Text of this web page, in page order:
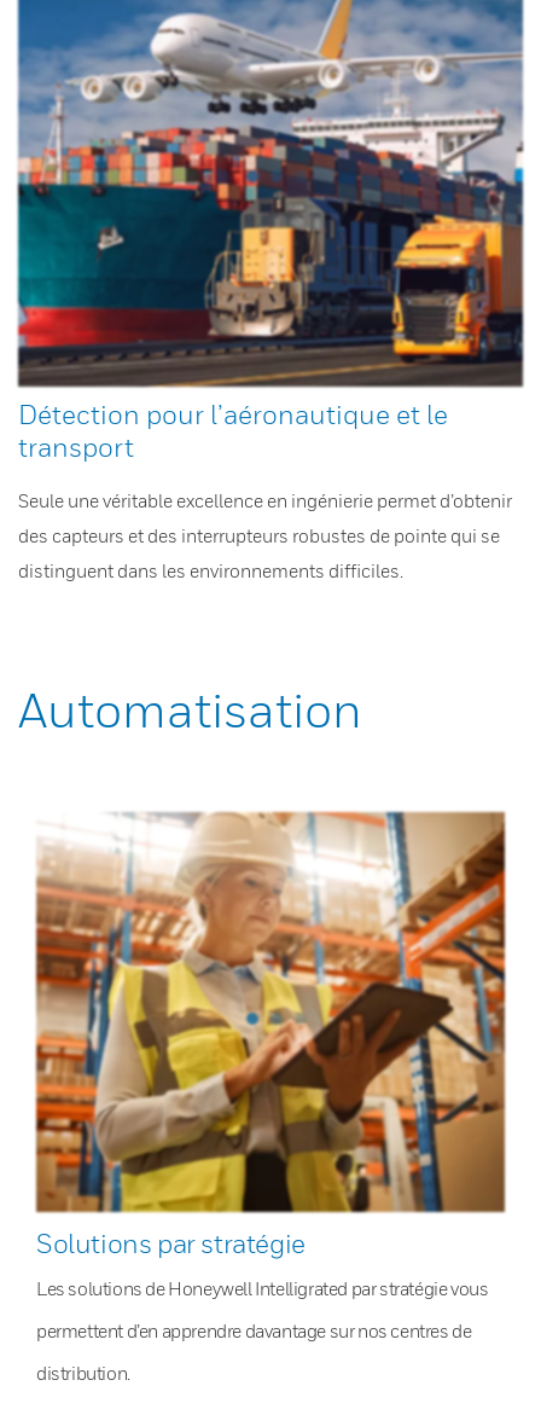
Détection pour l’aéronautique et le
transport
Seule une véritable excellence en ingénierie permet d’obtenir
des capteurs et des interrupteurs robustes de pointe qui se
distinguent dans les environnements difficiles.
Automatisation
Solutions par stratégie
Les solutions de Honeywell Intelligrated par stratégie vous
permettent d’en apprendre davantage sur nos centres de
distribution.